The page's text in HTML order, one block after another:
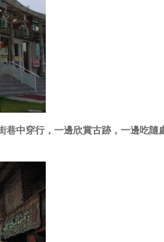
巷中穿行，一邊欣賞古跡，一邊吃